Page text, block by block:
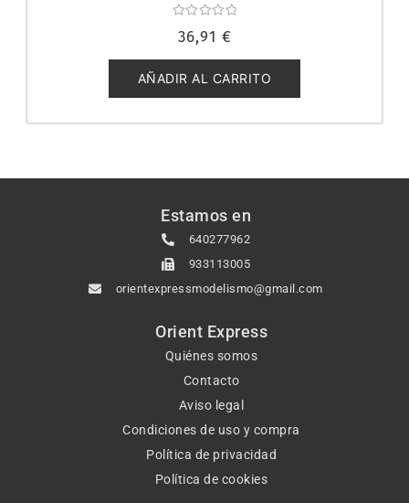
con
de
5
36,91 €
AÑADIR AL CARRITO
Estamos en
640277962
933113005
orientexpressmodelismo@gmail.com
Orient Express
Quiénes somos
Contacto
Aviso legal
Condiciones de uso y compra
Política de privacidad
Política de cookies